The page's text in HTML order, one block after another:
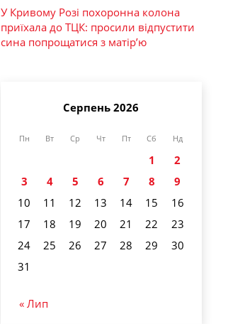
У Кривому Розі похоронна колона
приїхала до ТЦК: просили відпустити
сина попрощатися з матір’ю
Серпень 2026
Пн Вт Ср Чт Пт Сб Нд
1
2
3
4 5 6 7 8
9
10
11 12 13 14 15
16
17
18 19 20 21 22
23
24
25 26 27 28 29
30
31
« Лип